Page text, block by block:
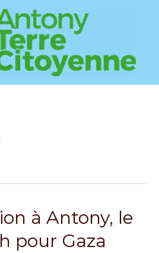
à Antony, le
pour Gaza